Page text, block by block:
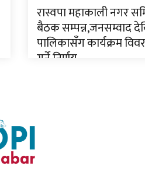
रास्वपा महाकाली नगर
बैठक सम्पन्न,जनसम्वाद
पालिकासँग कार्यक्रम
गर्ने निर्णय